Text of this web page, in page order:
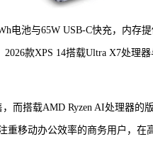
电池与65W USB-C快充，内存
款XPS 14搭载Ultra X7处理
而搭载AMD Ryzen AI处理器的
移动办公效率的商务用户，在